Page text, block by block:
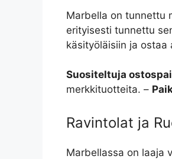
Marbella on tunnettu
erityisesti tunnettu
käsityöläisiin ja ostaa
Suositeltuja
merkkituotteita. –
Ravintolat ja
Marbellassa on laaja